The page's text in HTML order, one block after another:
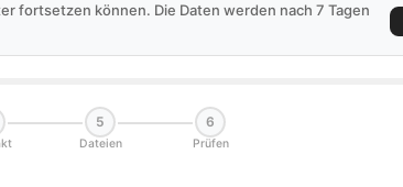
fortsetzen können. Die Daten werden nach 7 Tagen
5
Dateien
6
Prüfen